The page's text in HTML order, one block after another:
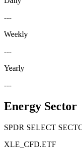
---
Weekly
---
Yearly
---
Energy Sector
SPDR SELECT
XLE_CFD.ETF